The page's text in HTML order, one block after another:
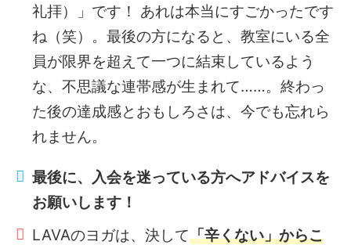
礼拝）」です！ あれは本当にすごかったです
ね（笑）。最後の方になると、教室にいる全
員が限界を超えて一つに結束しているよう
な、不思議な連帯感が生まれて……。終わっ
た後の達成感とおもしろさは、今でも忘れら
れません。
最後に、入会を迷っている方へアドバイスを
お願いします！
LAVAのヨガは、決して「辛くない」からこ